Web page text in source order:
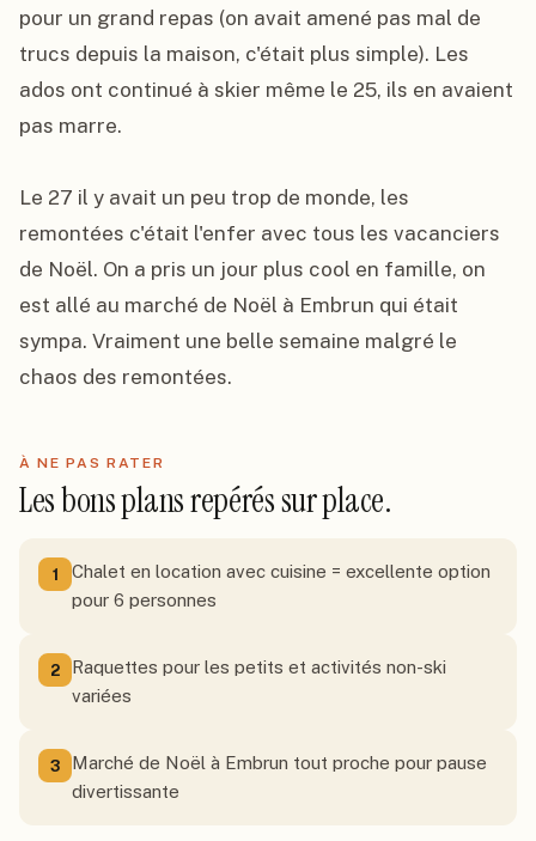
pour un grand repas (on avait amené pas mal de
trucs depuis la maison, c'était plus simple). Les
ados ont continué à skier même le 25, ils en avaient
pas marre.
Le 27 il y avait un peu trop de monde, les
remontées c'était l'enfer avec tous les vacanciers
de Noël. On a pris un jour plus cool en famille, on
est allé au marché de Noël à Embrun qui était
sympa. Vraiment une belle semaine malgré le
chaos des remontées.
À NE PAS RATER
Les bons plans repérés sur place.
1
Chalet en location avec cuisine = excellente option
pour 6 personnes
2
Raquettes pour les petits et activités non-ski
variées
3
Marché de Noël à Embrun tout proche pour pause
divertissante